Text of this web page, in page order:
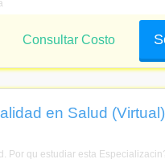
Consultar Costo
en Salud (Virtual)
Por qu estudiar esta